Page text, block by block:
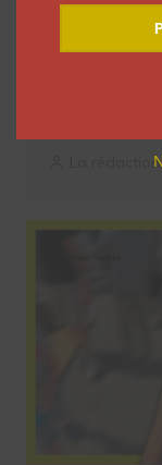
La rédaction